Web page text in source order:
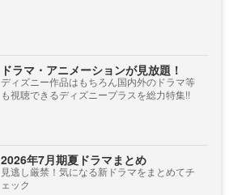
ドラマ・アニメーションが見放題！
ディズニー作品はもちろん国内外のドラマ等
も視聴できるディズニープラスを総力特集!!
2026年7月期夏ドラマまとめ
見逃し厳禁！気になる新ドラマをまとめてチ
ェック